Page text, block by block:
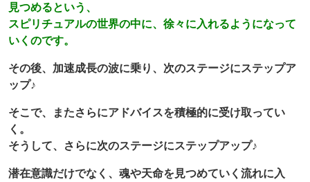
見つめるという、
スピリチュアルの世界の中に、徐々に入れるようになって
いくのです。
その後、加速成長の波に乗り、次のステージにステップア
ップ♪
そこで、またさらにアドバイスを積極的に受け取ってい
く。
そうして、さらに次のステージにステップアップ♪
潜在意識だけでなく、魂や天命を見つめていく流れに入